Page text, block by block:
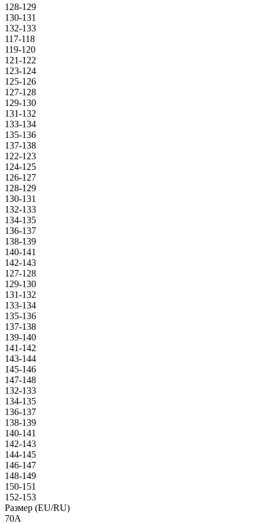
128-129
130-131
132-133
117-118
119-120
121-122
123-124
125-126
127-128
129-130
131-132
133-134
135-136
137-138
122-123
124-125
126-127
128-129
130-131
132-133
134-135
136-137
138-139
140-141
142-143
127-128
129-130
131-132
133-134
135-136
137-138
139-140
141-142
143-144
145-146
147-148
132-133
134-135
136-137
138-139
140-141
142-143
144-145
146-147
148-149
150-151
152-153
Размер (EU/RU)
70A